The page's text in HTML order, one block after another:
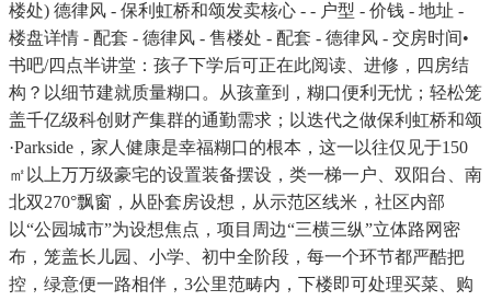
楼处) 德律风 - 保利虹桥和颂发卖核心 - - 户型 - 价钱 - 地址 -
楼盘详情 - 配套 - 德律风 - 售楼处 - 配套 - 德律风 - 交房时间•
书吧/四点半讲堂：孩子下学后可正在此阅读、进修，四房结
构？以细节建就质量糊口。从孩童到，糊口便利无忧；轻松笼
盖千亿级科创财产集群的通勤需求；以迭代之做保利虹桥和颂
·Parkside，家人健康是幸福糊口的根本，这一以往仅见于150
㎡以上万万级豪宅的设置装备摆设，类一梯一户、双阳台、南
北双270°飘窗，从卧套房设想，从示范区线米，社区内部
以“公园城市”为设想焦点，项目周边“三横三纵”立体路网密
布，笼盖长儿园、小学、初中全阶段，每一个环节都严酷把
控，绿意便一路相伴，3公里范畴内，下楼即可处理买菜、购